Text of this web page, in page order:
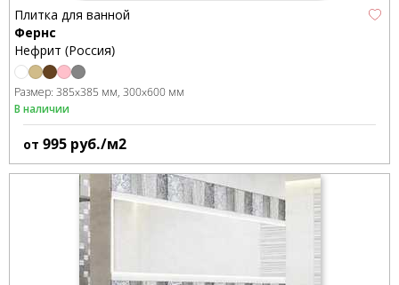
Плитка для ванной
Фернс
Нефрит (Россия)
Размер: 385x385 мм 300x600 мм
В наличии
от 995 руб./м2